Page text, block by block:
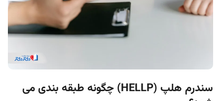
سندرم هلپ (HELLP) چگونه طبقه بندی می